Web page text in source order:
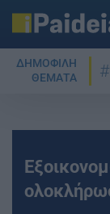
ΔΗΜΟΦΙΛΗ
ΘΕΜΑΤΑ